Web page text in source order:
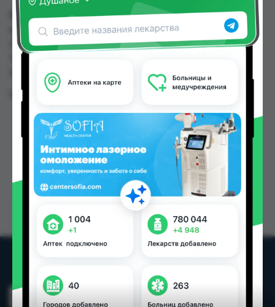
ВАТНЫЙ ДИСК 120ШТ LORI можно купить или
заказать в аптеках, Дору Фарм №20, Дорухона
Эвалар, Нишон №1, Релакс №1 по цене от 11.00
Таджикистана
Цена: от11.00 TJS